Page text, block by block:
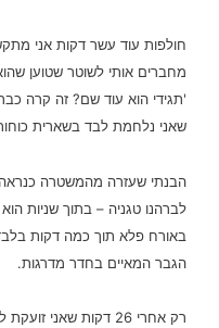
מחברים אותי לשוטר שטוען
'תגידי הוא עוד שם? זה קרה
שאני נלחמת לבד בשארית
הבנתי שעזרה מהמשטרה
לברהנו טגניה – בתוך שניות
באורח פלא תוך כמה דקות
הגבר המאיים בחדר מדרגות.
רק אחרי 26 דקות